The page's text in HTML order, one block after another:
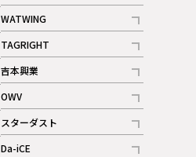
記事
WATWING
記事
TAGRIGHT
記事
吉本興業
記事
OWV
記事
ギャラリー
スターダスト
記事
Da-iCE